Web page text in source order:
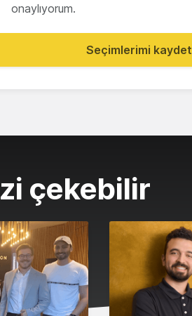
onaylıyorum.
Seçimlerimi kaydet
çekebilir